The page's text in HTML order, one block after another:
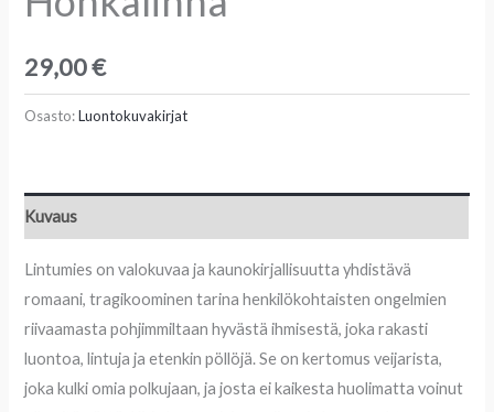
29,00€
Osasto:Luontokuvakirjat
Kuvaus
Lintumies on valokuvaa ja kaunokirjallisuutta yhdistävä
romaani, tragikoominen tarina henkilökohtaisten ongelmien
riivaamasta pohjimmiltaan hyvästä ihmisestä, joka rakasti
luontoa, lintuja ja etenkin pöllöjä. Se on kertomus veijarista,
joka kulki omia polkujaan, ja josta ei kaikesta huolimatta voinut